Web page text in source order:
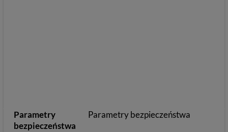
Parametry
bezpieczeństwa
Parametry bezpieczeństwa